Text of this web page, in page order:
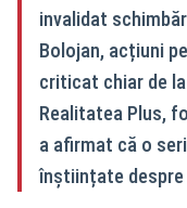
invalidat
Bolojan, acțiuni
criticat chiar de
Realitatea Plus,
a afirmat că o
înștiințate despre